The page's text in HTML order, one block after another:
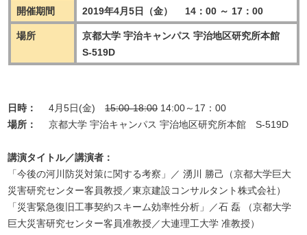
開催期間 2019年4月5日（金） 14：00 ～ 17：00
場所
京都大学 宇治キャンパス 宇治地区研究所本館
S-519D
日時： 4月5日(金)15:00-18:0014:00～17：00
場所：
京都大学 宇治キャンパス 宇治地区研究所本館 S-519D
講演タイトル／講演者：
「今後の河川防災対策に関する考察」／ 湧川 勝己（京都大学巨大
災害研究センター客員教授／東京建設コンサルタント株式会社）
「災害緊急復旧工事契約スキーム効率性分析」／石 磊 （京都大学
巨大災害研究センター客員准教授／大連理工大学 准教授）